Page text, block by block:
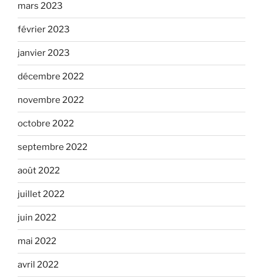
mars 2023
février 2023
janvier 2023
décembre 2022
novembre 2022
octobre 2022
septembre 2022
août 2022
juillet 2022
juin 2022
mai 2022
avril 2022